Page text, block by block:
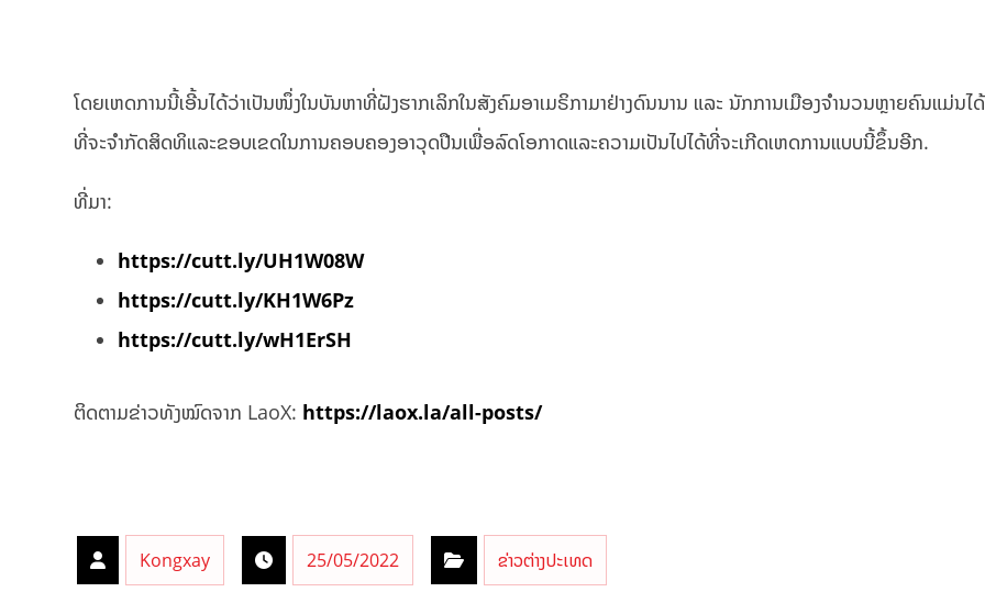
ໂດຍເຫດການນີ້ເອີ້ນໄດ້ວ່າເປັນໜຶ່ງໃນບັນຫາທີ່ຝັງຮາກເລິກໃນສັງຄົມອາເມຣິກາມາຢ່າງດົນນານ ແລະ ນັກການເມືອງຈຳນວນຫຼາຍຄົນແມ່ນໄ
ທີ່ຈະຈໍາກັດສິດທິແລະຂອບເຂດໃນການຄອບຄອງອາວຸດປືນເພື່ອລົດໂອກາດແລະຄວາມເປັນໄປໄດ້ທີ່ຈະເກີດເຫດການແບບນີ້ຂຶ້ນອີກ.
ທີ່ມາ:
https://cutt.ly/UH1W08W
https://cutt.ly/KH1W6Pz
https://cutt.ly/wH1ErSH
ຕິດຕາມຂ່າວທັງໝົດຈາກ LaoX: https://laox.la/all-posts/
Kongxay 25/05/2022 ຂ່າວຕ່າງປະເທດ